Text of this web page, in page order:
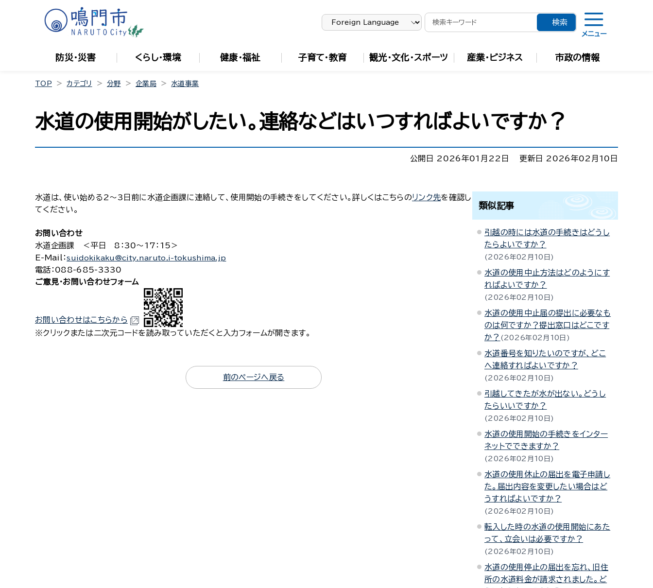
メニュー
防災・災害 くらし・環境 健康・福祉 子育て・教育 観光・文化・スポーツ 産業・ビジネス 市政の情報
TOP カテゴリ 分野 企業局 水道事業
水道の使用開始がしたい。連絡などはいつすればよいですか？
公開日 2026年01月22日 更新日 2026年02月10日
水道は、使い始める2〜3日前に水道企画課に連絡して、使用開始の手続きをしてください。詳しくはこちらのリンク先を確認し
てください。
お問い合わせ
水道企画課 ＜平日 8：30～17：15＞
E-Mail
：suidokikaku@city.naruto.i-tokushima.jp
電話 ：088-685-3330
ご意見・お問い合わせフォーム
お問い合わせはこちらから
※クリックまたは二次元コードを読み取っていただくと入力フォームが開きます。
前のページへ戻る
類似記事
引越の時には水道の手続きはどうし
たらよいですか？
2026年02月10日
水道の使用中止方法はどのようにす
ればよいですか？
2026年02月10日
水道の使用中止届の提出に必要なも
のは何ですか？提出窓口はどこです
か？
2026年02月10日
水道番号を知りたいのですが、どこ
へ連絡すればよいですか？
2026年02月10日
引越してきたが水が出ない。どうし
たらいいですか？
2026年02月10日
水道の使用開始の手続きをインター
ネットでできますか？
2026年02月10日
水道の使用休止の届出を電子申請し
た。届出内容を変更したい場合はど
うすればよいですか？
2026年02月10日
転入した時の水道の使用開始にあた
って、立会いは必要ですか？
2026年02月10日
水道の使用停止の届出を忘れ、旧住
所の水道料金が請求されました。ど